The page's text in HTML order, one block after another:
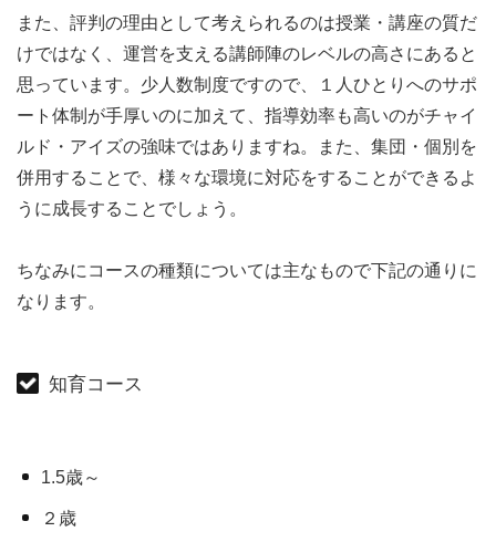
また、評判の理由として考えられるのは授業・講座の質だ
けではなく、運営を支える講師陣のレベルの高さにあると
思っています。少人数制度ですので、１人ひとりへのサポ
ート体制が手厚いのに加えて、指導効率も高いのがチャイ
ルド・アイズの強味ではありますね。また、集団・個別を
併用することで、様々な環境に対応をすることができるよ
うに成長することでしょう。
ちなみにコースの種類については主なもので下記の通りに
なります。
知育コース
1.5歳～
２歳